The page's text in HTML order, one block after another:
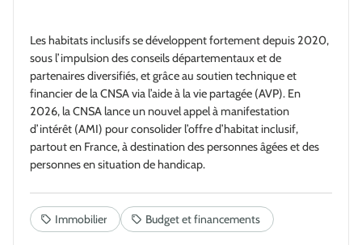
Les habitats inclusifs se développent fortement depuis 2020,
sous l’impulsion des conseils départementaux et de
partenaires diversifiés, et grâce au soutien technique et
financier de la CNSA via l’aide à la vie partagée (AVP). En
2026, la CNSA lance un nouvel appel à manifestation
d’intérêt (AMI) pour consolider l’offre d’habitat inclusif,
partout en France, à destination des personnes âgées et des
personnes en situation de handicap.